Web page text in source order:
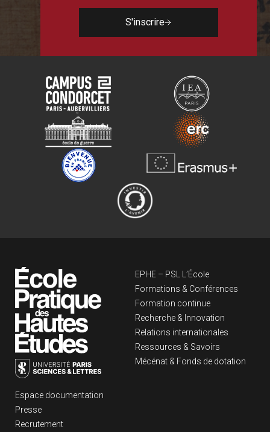
S'inscrire
Navigation
EPHE – PSL L’École
Formations & Conférences
Formation continue
Recherche & Innovation
Relations internationales
Ressources & Savoirs
Mécénat & Fonds de dotation
Liens footer
Espace documentation
Presse
Recrutement